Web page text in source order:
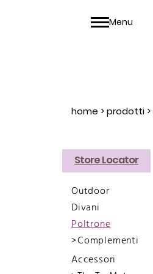
Menu
home >prodotti>
Store Locator
Outdoor
Divani
Poltrone
Complementi
Wallpaper
Accessori